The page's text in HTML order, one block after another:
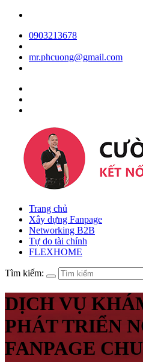
0903213678
mr.phcuong@gmail.com
Trang chủ
Xây dựng Fanpage
Networking B2B
Tự do tài chính
FLEXHOME
Tìm kiếm:
DỊCH VỤ
PHÁT TRIỂN
FANPAGE